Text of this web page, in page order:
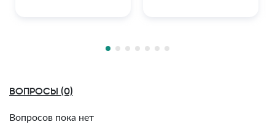
ВОПРОСЫ (0)
Вопросов пока нет